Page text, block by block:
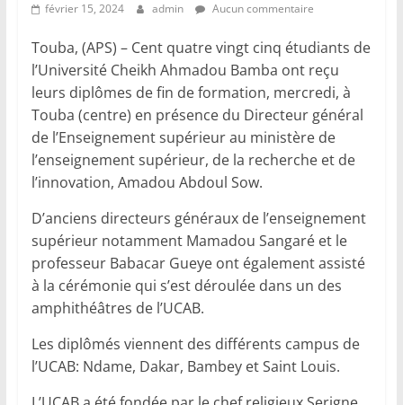
février 15, 2024 admin Aucun commentaire
Touba, (APS) – Cent quatre vingt cinq étudiants de
l’Université Cheikh Ahmadou Bamba ont reçu
leurs diplômes de fin de formation, mercredi, à
Touba (centre) en présence du Directeur général
de l’Enseignement supérieur au ministère de
l’enseignement supérieur, de la recherche et de
l’innovation, Amadou Abdoul Sow.
D’anciens directeurs généraux de l’enseignement
supérieur notamment Mamadou Sangaré et le
professeur Babacar Gueye ont également assisté
à la cérémonie qui s’est déroulée dans un des
amphithéâtres de l’UCAB.
Les diplômés viennent des différents campus de
l’UCAB: Ndame, Dakar, Bambey et Saint Louis.